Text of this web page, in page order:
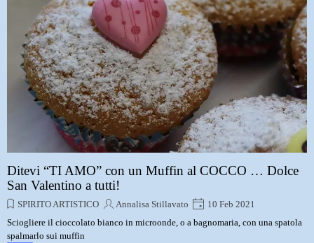
Ditevi “TI AMO” con un Muffin al COCCO … Dolce
San Valentino a tutti!
SPIRITO ARTISTICO Annalisa Stillavato
10 Feb 2021
Sciogliere il cioccolato bianco in microonde, o a bagnomaria, con una spatola
spalmarlo sui muffin